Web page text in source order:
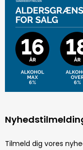
Tilmeld dig vores